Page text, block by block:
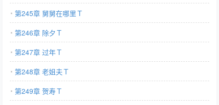
第245章 舅舅在哪里Ｔ
第246章 除夕Ｔ
第247章 过年Ｔ
第248章 老姐夫Ｔ
第249章 贺寿Ｔ